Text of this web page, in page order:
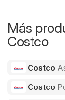
Más
Costco
Costco
Costco